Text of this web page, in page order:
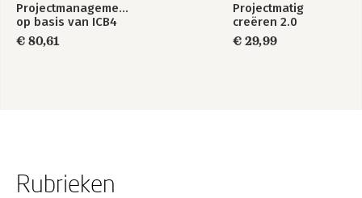
Projectmanagement
op basis van ICB4
€ 80,61
Projectmatig
creëren 2.0
€ 29,99
Rubrieken